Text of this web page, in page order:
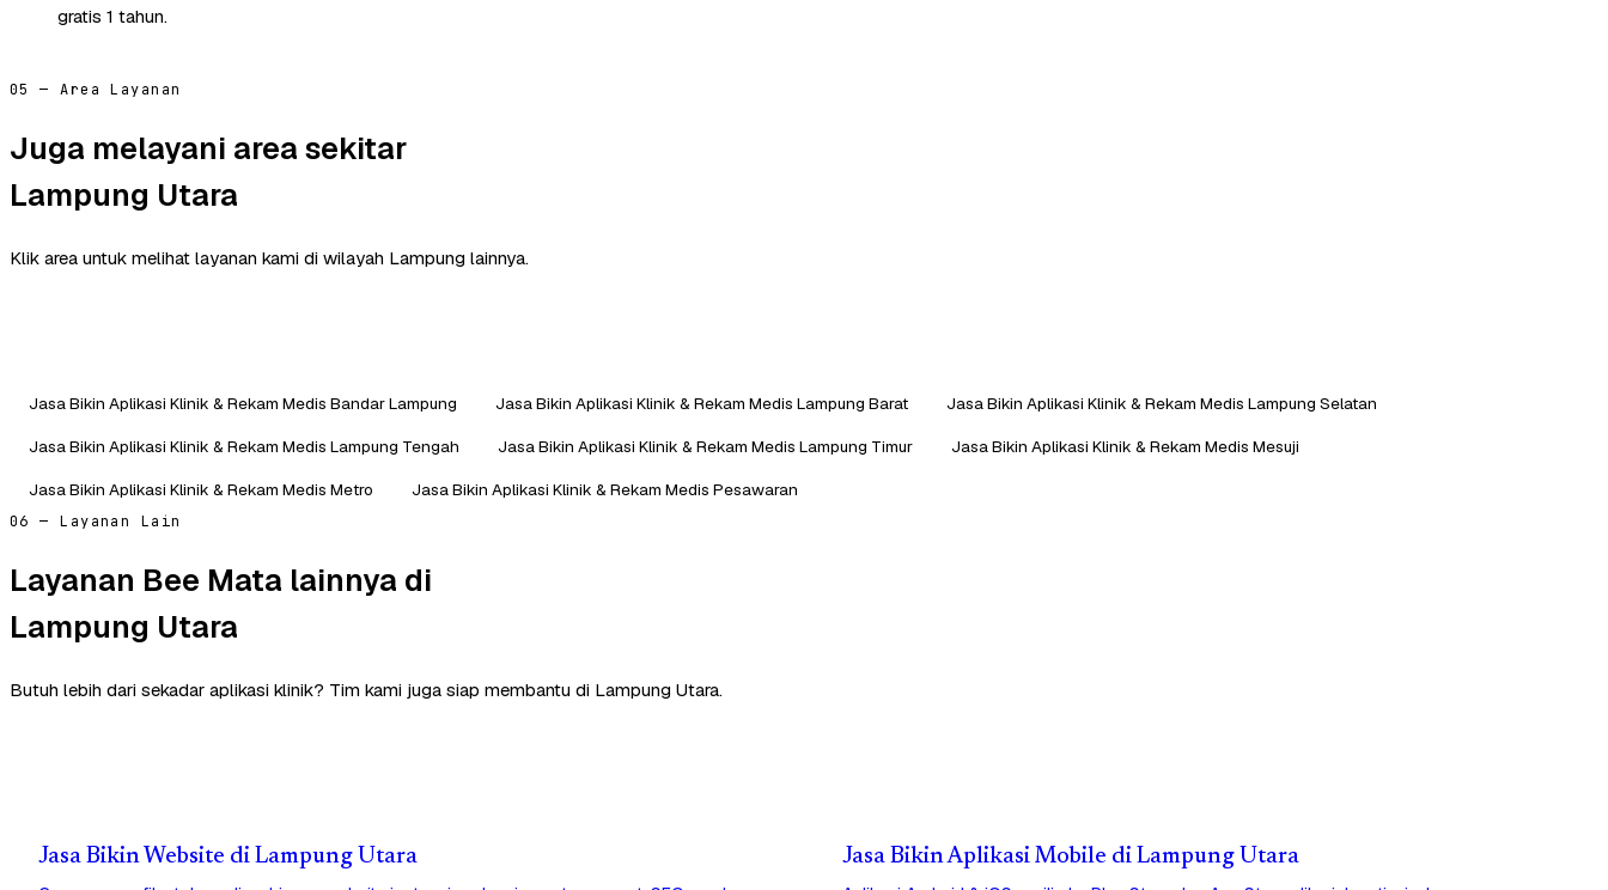
gratis 1 tahun.
05 — Area Layanan
Juga melayani area sekitar
Lampung Utara
Klik area untuk melihat layanan kami di wilayah Lampung lainnya.
Jasa Bikin Aplikasi Klinik & Rekam Medis Bandar Lampung Jasa Bikin Aplikasi Klinik & Rekam Medis Lampung Barat
Jasa Bikin Aplikasi Klinik & Rekam Medis Lampung Selatan
Jasa Bikin Aplikasi Klinik & Rekam Medis Lampung Tengah
Jasa Bikin Aplikasi Klinik & Rekam Medis Lampung Timur
Jasa Bikin Aplikasi Klinik & Rekam Medis Mesuji
Jasa Bikin Aplikasi Klinik & Rekam Medis Metro
Jasa Bikin Aplikasi Klinik & Rekam Medis Pesawaran
06 — Layanan Lain
Layanan Bee Mata lainnya di
Lampung Utara
Butuh lebih dari sekadar aplikasi klinik? Tim kami juga siap membantu di Lampung Utara.
Jasa Bikin Website di Lampung Utara Jasa Bikin Aplikasi Mobile di Lampung Utara